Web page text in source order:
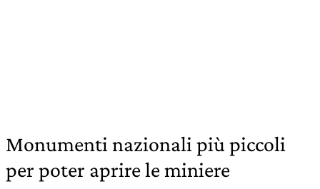
Monumenti nazionali più piccoli
per poter aprire le miniere